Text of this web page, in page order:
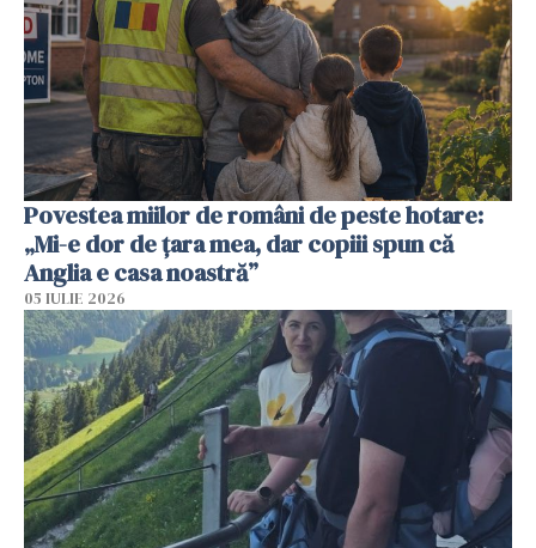
Povestea miilor de români de peste hotare:
„Mi-e dor de țara mea, dar copiii spun că
Anglia e casa noastră”
05 IULIE 2026